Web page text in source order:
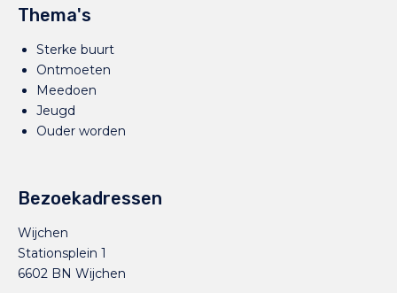
Thema's
Sterke buurt
Ontmoeten
Meedoen
Jeugd
Ouder worden
Bezoekadressen
Wijchen
Stationsplein 1
6602 BN Wijchen